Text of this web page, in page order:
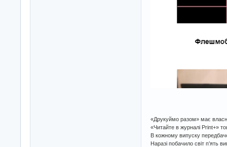
«Друкуймо разом» має
«Читайте в журналі Print+»
В кожному випуску
Наразі побачило світ п’ять